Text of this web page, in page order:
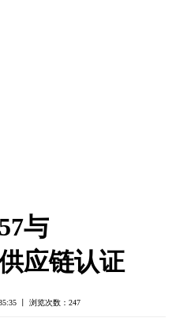
与
应链认证
丨 浏览次数： 247